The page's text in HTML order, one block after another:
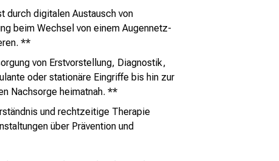
durch digitalen Austausch von
beim Wechsel von einem Augennetz-
**
von Erstvorstellung, Diagnostik,
oder stationäre Eingriffe bis hin zur
Nachsorge heimatnah. **
und rechtzeitige Therapie
über Prävention und